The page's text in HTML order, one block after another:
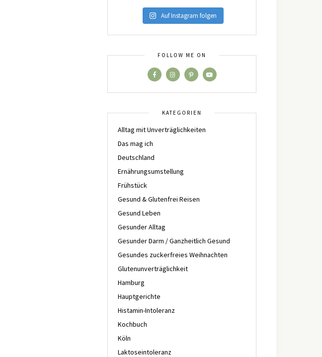
Auf Instagram folgen
FOLLOW ME ON
KATEGORIEN
Alltag mit Unverträglichkeiten
Das mag ich
Deutschland
Ernährungsumstellung
Frühstück
Gesund & Glutenfrei Reisen
Gesund Leben
Gesunder Alltag
Gesunder Darm / Ganzheitlich Gesund
Gesundes zuckerfreies Weihnachten
Glutenunverträglichkeit
Hamburg
Hauptgerichte
Histamin-Intoleranz
Kochbuch
Köln
Laktoseintoleranz